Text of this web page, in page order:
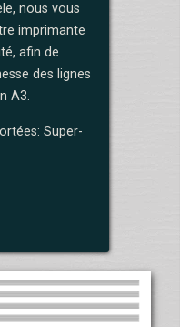
nous vous
imprimante
afin de
des lignes
A3.
Super-